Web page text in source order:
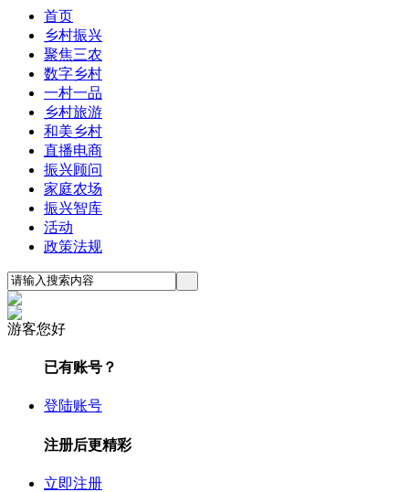
首页
乡村振兴
聚焦三农
数字乡村
一村一品
乡村旅游
和美乡村
直播电商
振兴顾问
家庭农场
振兴智库
活动
政策法规
游客您好
已有账号？
登陆账号
注册后更精彩
立即注册